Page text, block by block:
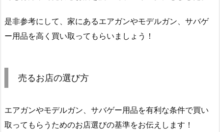
是非参考にして、家にあるエアガンやモデルガン、サバゲ
ー用品を高く買い取ってもらいましょう！
売るお店の選び方
エアガンやモデルガン、サバゲー用品を有利な条件で買い
取ってもらうためのお店選びの基準をお伝えします！